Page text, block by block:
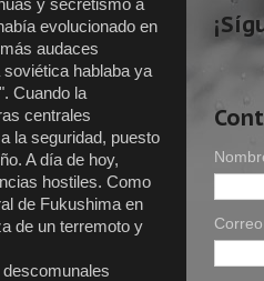
y secretismo a
evolucionado en
audaces
hablaba ya
Cuando la
centrales
la seguridad, puesto
A día de hoy,
hostiles. Como
de Fukushima en
de un terremoto y